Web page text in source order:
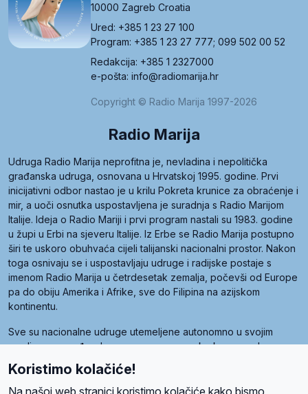
10000 Zagreb Croatia
Ured: +385 1 23 27 100
Program: +385 1 23 27 777; 099 502 00 52
Redakcija: +385 1 2327000
e-pošta: info@radiomarija.hr
Copyright © Radio Marija 1997-2026
Radio Marija
Udruga Radio Marija neprofitna je, nevladina i nepolitička
građanska udruga, osnovana u Hrvatskoj 1995. godine. Prvi
inicijativni odbor nastao je u krilu Pokreta krunice za obraćenje i
mir, a uoči osnutka uspostavljena je suradnja s Radio Marijom
Italije. Ideja o Radio Mariji i prvi program nastali su 1983. godine
u župi u Erbi na sjeveru Italije. Iz Erbe se Radio Marija postupno
širi te uskoro obuhvaća cijeli talijanski nacionalni prostor. Nakon
toga osnivaju se i uspostavljaju udruge i radijske postaje s
imenom Radio Marija u četrdesetak zemalja, počevši od Europe
pa do obiju Amerika i Afrike, sve do Filipina na azijskom
kontinentu.
Sve su nacionalne udruge utemeljene autonomno u svojim
zemljama, a međusobna su povezane preko krovne udruge
pod nazivom Svjetska obitelj Radio Marije (World Family of
Radio Maria). Svjetsku obitelj utemeljilo je sedam članica, među
kojima je i hrvatska Udruga Radio Marija.
Koristimo kolačiće!
Na našoj web stranici koristimo kolačiće kako bismo